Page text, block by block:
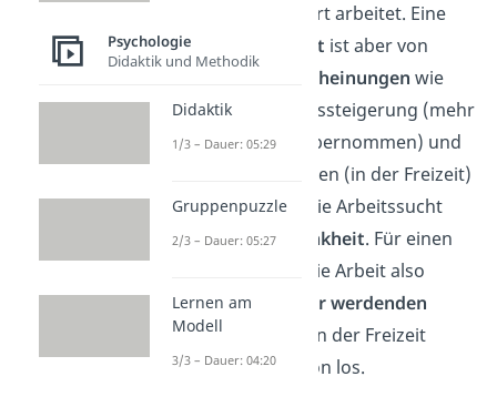
der viel und engagiert arbeitet. Eine
richtige
Arbeitssucht ist aber von
typischen Suchterscheinungen wie
Kontrollverlust, Dosissteigerung (mehr
Aufgaben werden übernommen) und
Entzugserscheinungen (in der Freizeit)
geprägt. Damit ist die Arbeitssucht
eineernsthafte Krankheit. Für einen
Workaholic nimmt die Arbeit also
einenständig größer werdenden
Raumein und auch in der Freizeit
kommt er nicht davon los.
Psychologie
Didaktik und Methodik
Didaktik
1/3 – Dauer: 05:29
Gruppenpuzzle
2/3 – Dauer: 05:27
Lernen am
Modell
3/3 – Dauer: 04:20